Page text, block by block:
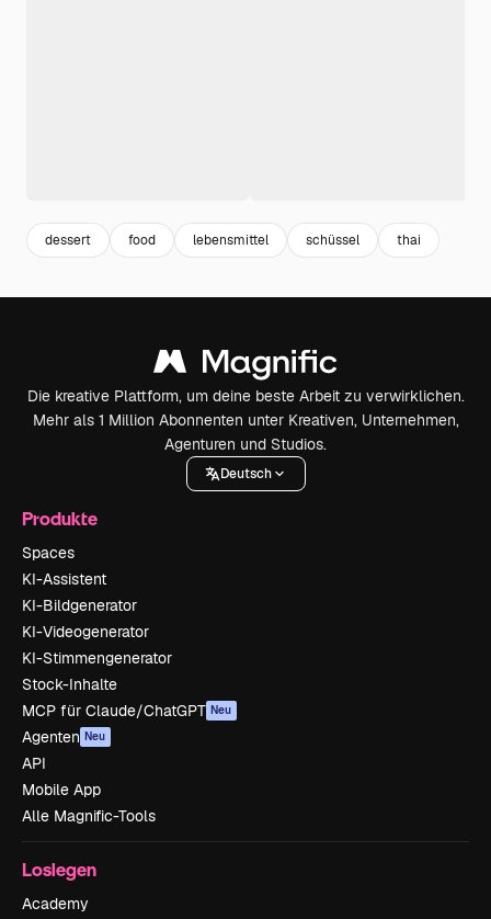
dessert food lebensmittel schüssel thai
Die kreative Plattform, um deine beste Arbeit zu verwirklichen.
Mehr als 1 Million Abonnenten unter Kreativen, Unternehmen,
Agenturen und Studios.
Deutsch
Produkte
Spaces
KI-Assistent
KI-Bildgenerator
KI-Videogenerator
KI-Stimmengenerator
Stock-Inhalte
MCP für Claude/ChatGPT Neu
Agenten Neu
API
Mobile App
Alle Magnific-Tools
Loslegen
Academy